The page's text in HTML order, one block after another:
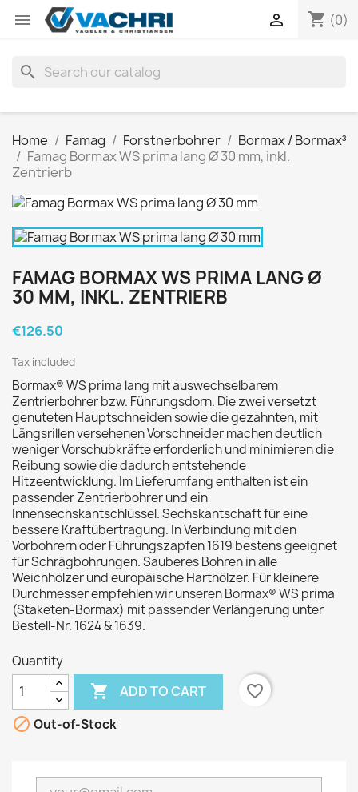
 shopping_cart (0)

search
Home Famag Forstnerbohrer
Bormax / Bormax³
Famag Bormax WS prima lang Ø 30 mm, inkl.
Zentrierb
FAMAG BORMAX WS PRIMA LANG Ø
30 MM, INKL. ZENTRIERB
€126.50
Tax included
Bormax® WS prima lang mit auswechselbarem
Zentrierbohrer bzw. Führungsdorn. Die zwei versetzt
genuteten Hauptschneiden sowie die gezahnten, mit
Längsrillen versehenen Vorschneider machen deutlich
weniger Vorschubkräfte erforderlich und minimieren die
Reibung sowie die dadurch entstehende
Hitzeentwicklung. Im Lieferumfang enthalten ist ein
passender Zentrierbohrer und ein
Innensechskantschlüssel. Sechskantschaft für eine
bessere Kraftübertragung. In Verbindung mit den
Vorbohrern oder Führungszapfen 1619 bestens geeignet
für Schrägbohrungen. Sauberes Bohren in alle
Weichhölzer und europäische Harthölzer. Für kleinere
Durchmesser empfehlen wir unseren Bormax® WS prima
(Staketen-Bormax) mit passender Verlängerung unter
Bestell-Nr. 1624 & 1639.
Quantity
 ADD TO CART
favorite_border
 Out-of-Stock